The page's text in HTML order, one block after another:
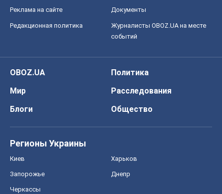
Реклама на сайте Документы
Редакционная политика
Журналисты OBOZ.UA на месте
событий
OBOZ.UA
Политика
Мир
Расследования
Блоги
Общество
Регионы Украины
Киев Харьков
Запорожье Днепр
Черкассы